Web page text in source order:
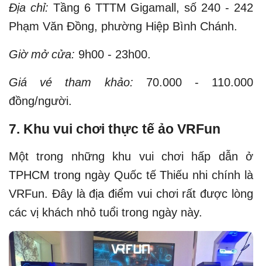
Địa chỉ: Tầng 6 TTTM Gigamall, số 240 - 242
Phạm Văn Đồng, phường Hiệp Bình Chánh.
Giờ mở cửa: 9h00 - 23h00.
Giá vé tham khảo: 70.000 - 110.000
đồng/người.
7. Khu vui chơi thực tế ảo VRFun
Một trong những khu vui chơi hấp dẫn ở
TPHCM trong ngày Quốc tế Thiếu nhi chính là
VRFun. Đây là địa điểm vui chơi rất được lòng
các vị khách nhỏ tuổi trong ngày này.